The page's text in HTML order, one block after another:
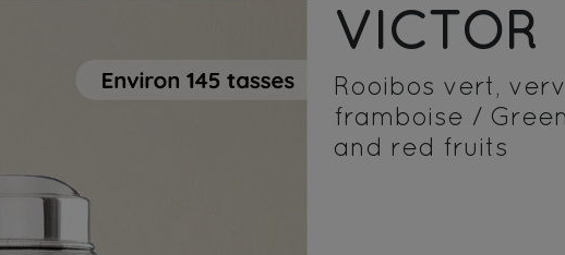
VICTOR
Rooibos vert,
framboise /
and red fruits